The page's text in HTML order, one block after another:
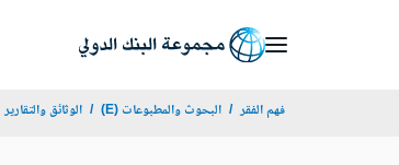
فهم الفقر البحوث والمطبوعات (E) الوثائق والتقارير